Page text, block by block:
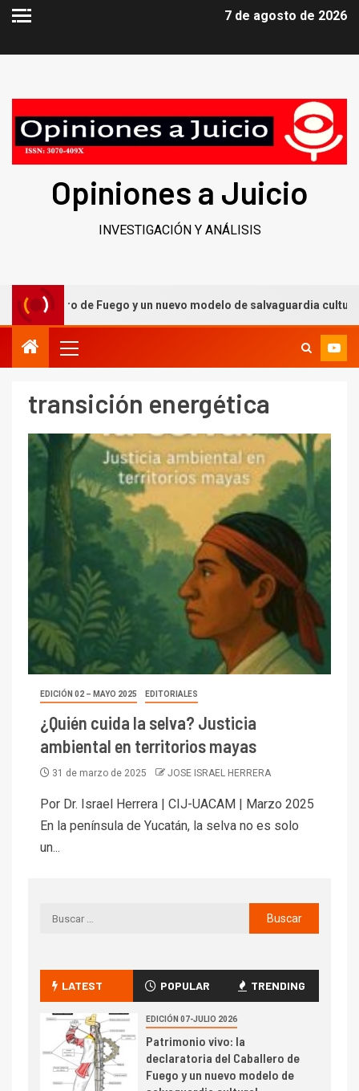
7 de agosto de 2026
Opiniones a Juicio
INVESTIGACIÓN Y ANÁLISIS
de Fuego y un nuevo modelo de salvaguardia cultural
transición energética
EDICIÓN 02 – MAYO 2025 EDITORIALES
¿Quién cuida la selva? Justicia
ambiental en territorios mayas
31 de marzo de 2025 JOSE ISRAEL HERRERA
Por Dr. Israel Herrera | CIJ-UACAM | Marzo 2025
En la península de Yucatán, la selva no es solo
un...
LATEST POPULAR TRENDING
EDICIÓN 07-JULIO 2026
Patrimonio vivo: la
declaratoria del Caballero de
Fuego y un nuevo modelo de